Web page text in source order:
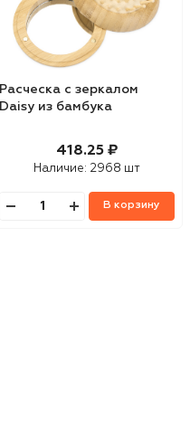
Расческа с зеркалом
Daisy из бамбука
418.25 ₽
Наличие: 2968 шт
В корзину